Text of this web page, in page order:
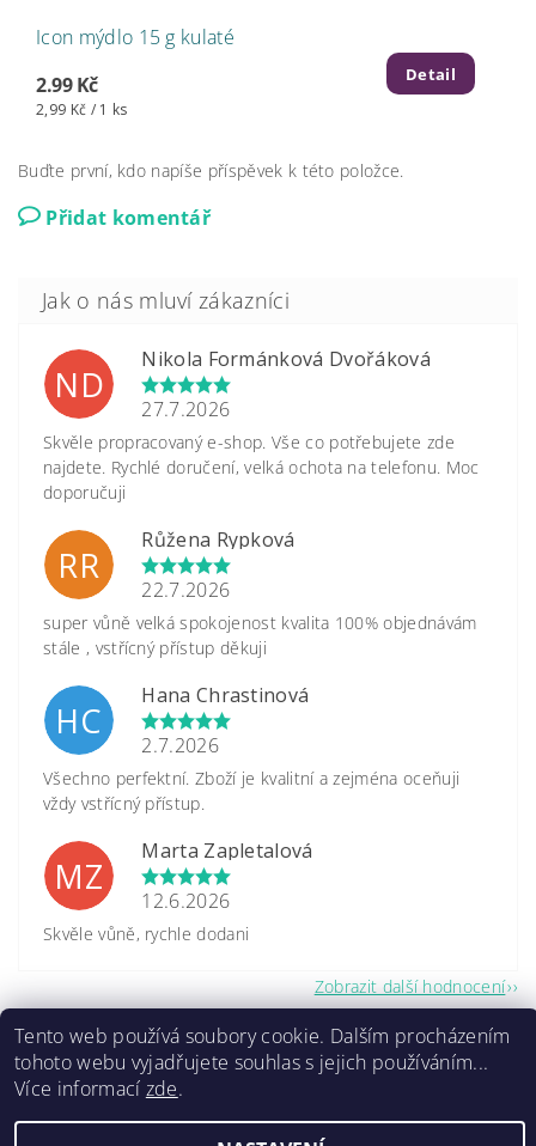
Icon mýdlo 15 g kulaté
2.99 Kč
2,99 Kč / 1 ks
Detail
Buďte první, kdo napíše příspěvek k této položce.
Přidat komentář
ND
Nikola Formánková Dvořáková
27.7.2026
Skvěle propracovaný e-shop. Vše co potřebujete zde
najdete. Rychlé doručení, velká ochota na telefonu. Moc
doporučuji
RR
Růžena Rypková
22.7.2026
super vůně velká spokojenost kvalita 100% objednávám
stále , vstřícný přístup děkuji
HC
Hana Chrastinová
2.7.2026
Všechno perfektní. Zboží je kvalitní a zejména oceňuji
vždy vstřícný přístup.
MZ
Marta Zapletalová
12.6.2026
Skvěle vůně, rychle dodani
Zobrazit další hodnocení
2026 ©www.caretrade.cz, všechna práva vyhrazena
Tento web používá soubory cookie. Dalším procházením
tohoto webu vyjadřujete souhlas s jejich používáním...
Více informací zde.